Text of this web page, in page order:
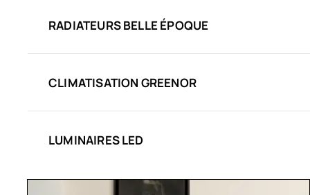
RADIATEURS BELLE ÉPOQUE
CLIMATISATION GREENOR
LUMINAIRES LED